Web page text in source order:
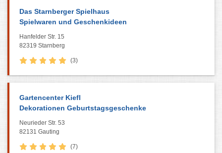
Das Starnberger Spielhaus
Spielwaren und Geschenkideen
Hanfelder Str. 15
82319 Starnberg
(3)
Gartencenter Kiefl
Dekorationen Geburtstagsgeschenke
Neurieder Str. 53
82131 Gauting
(7)